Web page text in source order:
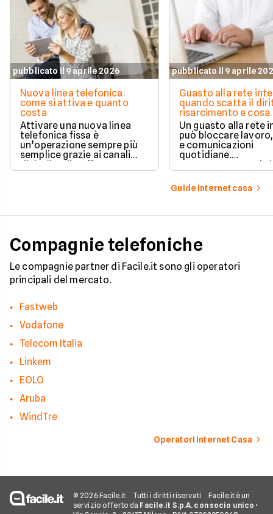
pubblicato il 9 aprile 2026
Nuova linea telefonica:
come si attiva e quanto
costa
Attivare una nuova linea
telefonica fissa è
un’operazione sempre più
semplice grazie ai canali
integrate con internet casa.
pubblicato il 9 aprile
Guasto alla rete
quando scatta il
risarcimento e cosa
prevede la legge
Un guasto alla rete
può bloccare
e comunicazioni
quotidiane.
prevede strumenti
per ottenere un
risarcimento in
Guide internet casa
Compagnie telefoniche
Le compagnie partner di Facile.it sono gli operatori
principali del mercato.
Fastweb
Vodafone
Telecom Italia
Linkem
EOLO
Aruba
WindTre
Operatori Internet Casa
© 2026 Facile.it Tutti i diritti riservati
Facile.it è un
servizio offerto da Facile.it S.p.A. con socio unico •